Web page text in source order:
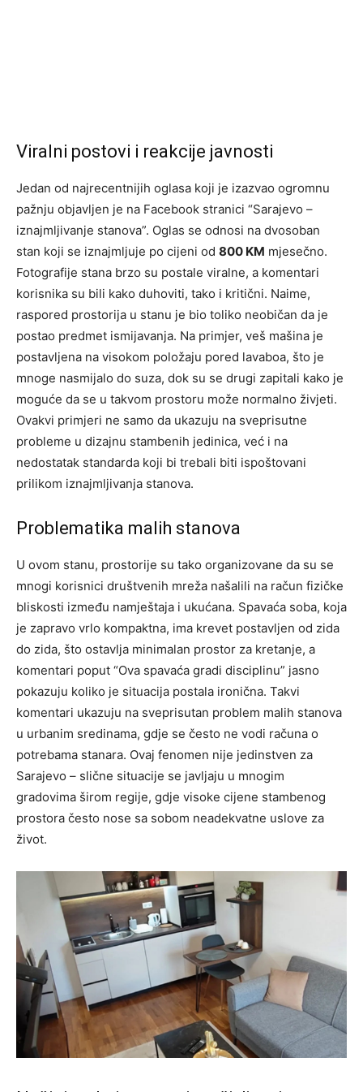
Viralni postovi i reakcije javnosti
Jedan od najrecentnijih oglasa koji je izazvao ogromnu
pažnju objavljen je na Facebook stranici “Sarajevo –
iznajmljivanje stanova”. Oglas se odnosi na dvosoban
stan koji se iznajmljuje po cijeni od 800 KM mjesečno.
Fotografije stana brzo su postale viralne, a komentari
korisnika su bili kako duhoviti, tako i kritični. Naime,
raspored prostorija u stanu je bio toliko neobičan da je
postao predmet ismijavanja. Na primjer, veš mašina je
postavljena na visokom položaju pored lavaboa, što je
mnoge nasmijalo do suza, dok su se drugi zapitali kako je
moguće da se u takvom prostoru može normalno živjeti.
Ovakvi primjeri ne samo da ukazuju na sveprisutne
probleme u dizajnu stambenih jedinica, već i na
nedostatak standarda koji bi trebali biti ispoštovani
prilikom iznajmljivanja stanova.
Problematika malih stanova
U ovom stanu, prostorije su tako organizovane da su se
mnogi korisnici društvenih mreža našalili na račun fizičke
bliskosti između namještaja i ukućana. Spavaća soba, koja
je zapravo vrlo kompaktna, ima krevet postavljen od zida
do zida, što ostavlja minimalan prostor za kretanje, a
komentari poput “Ova spavaća gradi disciplinu” jasno
pokazuju koliko je situacija postala ironična. Takvi
komentari ukazuju na sveprisutan problem malih stanova
u urbanim sredinama, gdje se često ne vodi računa o
potrebama stanara. Ovaj fenomen nije jedinstven za
Sarajevo – slične situacije se javljaju u mnogim
gradovima širom regije, gdje visoke cijene stambenog
prostora često nose sa sobom neadekvatne uslove za
život.